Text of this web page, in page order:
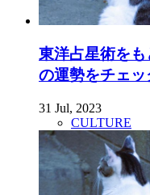
東洋占星術をも
の運勢をチェッ
31 Jul, 2023
CULTURE